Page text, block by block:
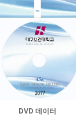
DVD 데이터